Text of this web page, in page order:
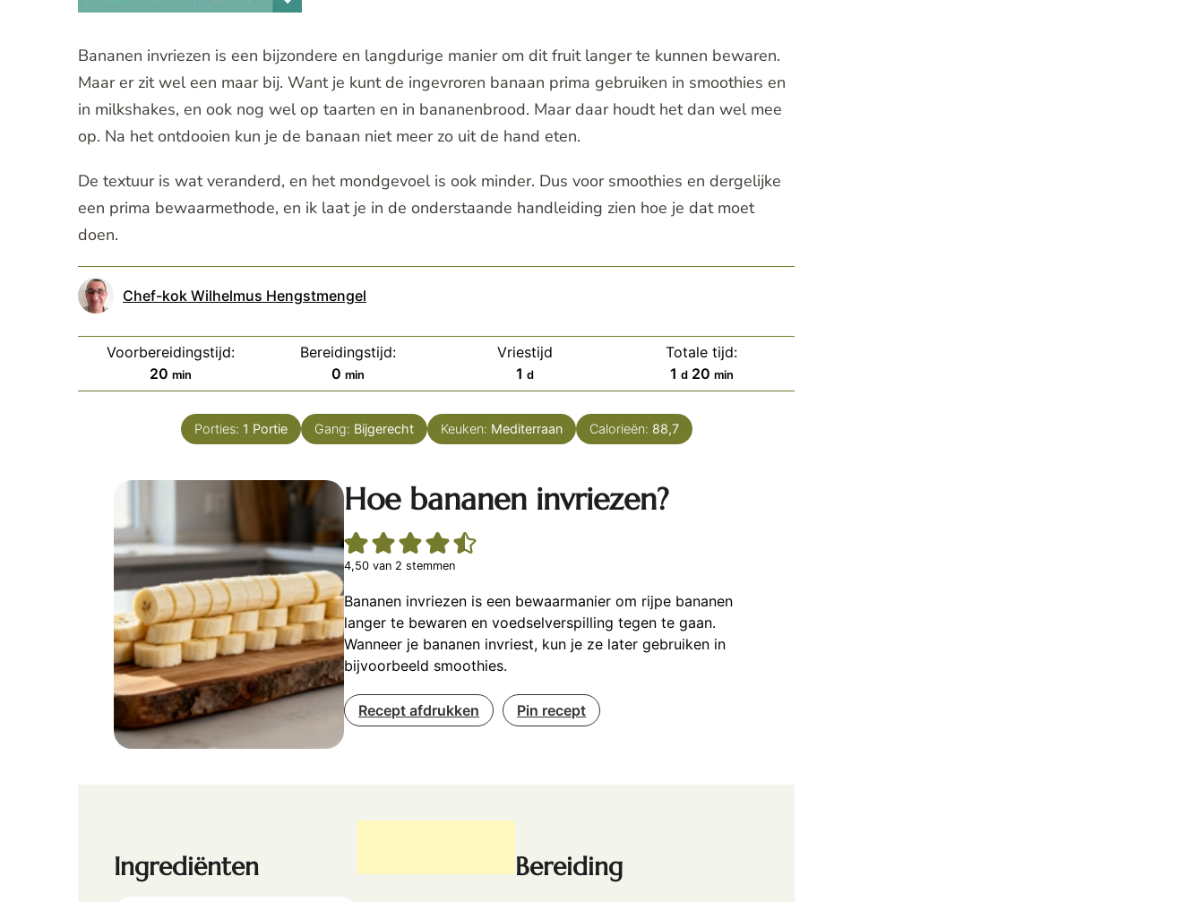
Bananen invriezen is een bijzondere en langdurige manier om dit fruit langer te kunnen bewaren.
Maar er zit wel een maar bij. Want je kunt de ingevroren banaan prima gebruiken in smoothies en
in milkshakes, en ook nog wel op taarten en in bananenbrood. Maar daar houdt het dan wel mee
op. Na het ontdooien kun je de banaan niet meer zo uit de hand eten.
De textuur is wat veranderd, en het mondgevoel is ook minder. Dus voor smoothies en dergelijke
een prima bewaarmethode, en ik laat je in de onderstaande handleiding zien hoe je dat moet
doen.
Chef-kok Wilhelmus Hengstmengel
Voorbereidingstijd:
20 minuten
min
Bereidingstijd:
0minuten
min
Vriestijd
1 dag
d
Totale tijd:
1 dag
d 20minuten
min
Porties: 1 Portie Gang: Bijgerecht Keuken: Mediterraan Calorieën: 88,7
Hoe bananen invriezen?
4,50 van 2 stemmen
Bananen invriezen is een bewaarmanier om rijpe bananen
langer te bewaren en voedselverspilling tegen te gaan.
Wanneer je bananen invriest, kun je ze later gebruiken in
bijvoorbeeld smoothies.
Recept afdrukken Pin recept
Ingrediënten Bereiding